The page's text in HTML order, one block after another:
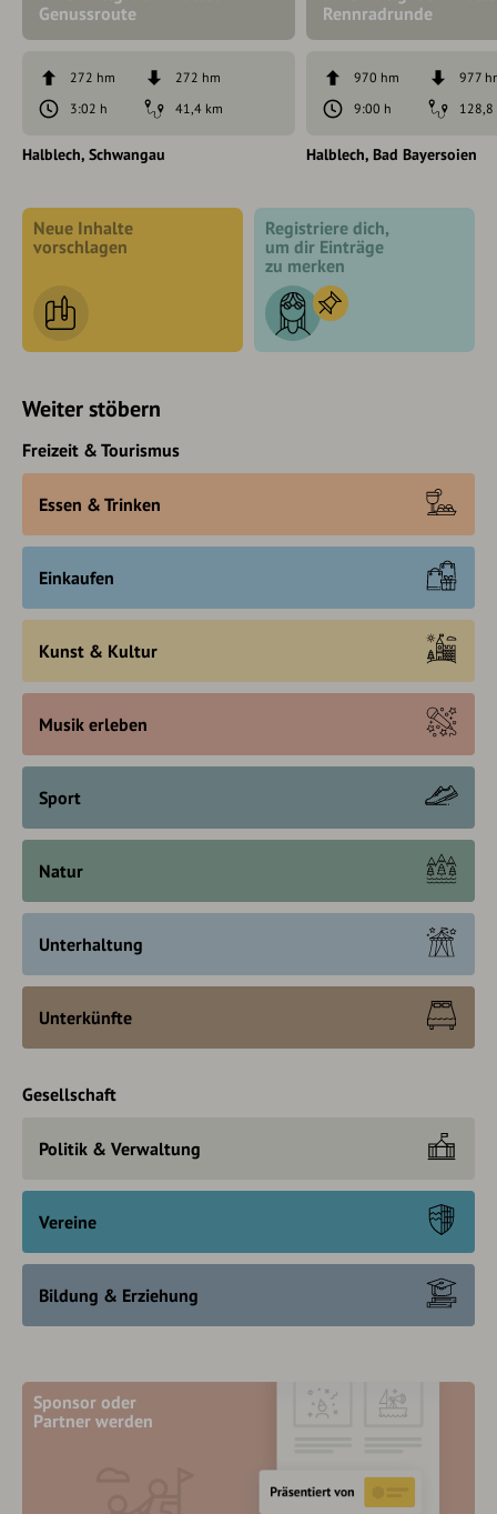
Genussroute
272 hm
272 hm
3:02 h
41,4 km
Halblech Schwangau
Rennradrunde
970 hm
977
9:00 h
128,8
Halblech Bad Bayersoien
Neue Inhalte
vorschlagen
Registriere dich,
um dir Einträge
zu merken
Weiter stöbern
Freizeit & Tourismus
Essen & Trinken
Einkaufen
Kunst & Kultur
Musik erleben
Sport
Natur
Unterhaltung
Unterkünfte
Gesellschaft
Politik & Verwaltung
Vereine
Bildung & Erziehung
Sponsor oder
Partner werden